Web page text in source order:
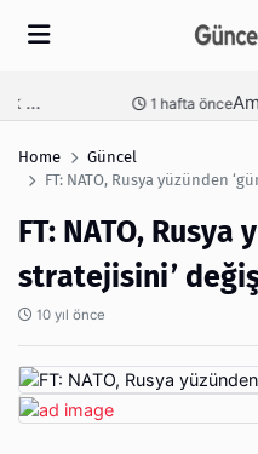
Home
Güncel
FT: NATO, Rusya yüzünden
FT: NATO, Rusya
stratejisini’
10 yıl önce